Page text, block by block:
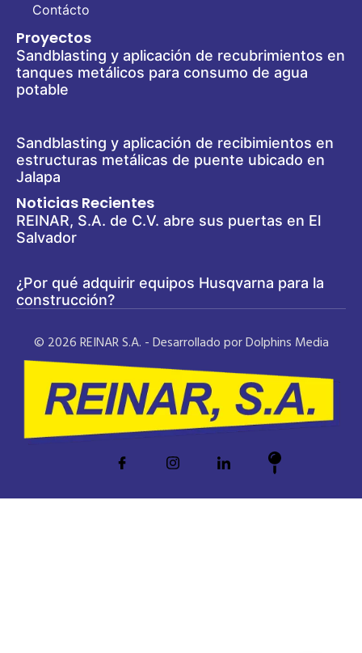
Contácto
Proyectos
Sandblasting y aplicación de recubrimientos en
tanques metálicos para consumo de agua
potable
Sandblasting y aplicación de recibimientos en
estructuras metálicas de puente ubicado en
Jalapa
Noticias Recientes
REINAR, S.A. de C.V. abre sus puertas en El
Salvador
¿Por qué adquirir equipos Husqvarna para la
construcción?
© 2026 REINAR S.A. - Desarrollado por Dolphins Media